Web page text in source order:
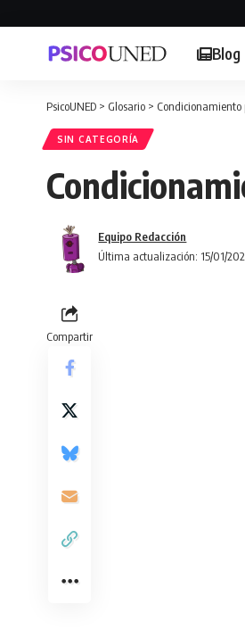
Blog
PsicoUNED > Glosario > Condicionamiento
SIN CATEGORÍA
Última actualización: 15/01/
Equipo Redacción
Compartir